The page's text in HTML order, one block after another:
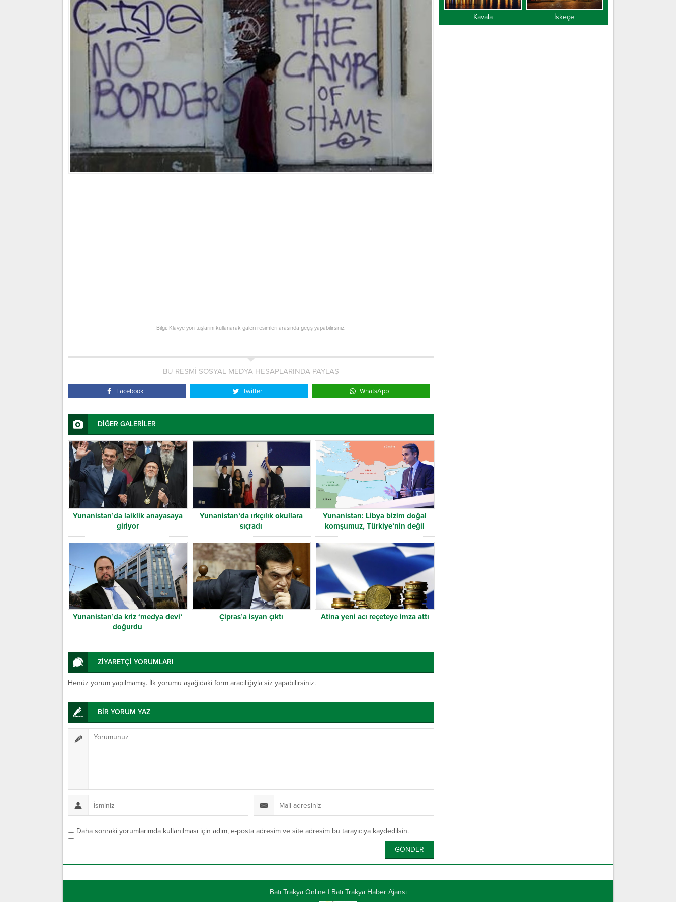
Bilgi: Klavye yön tuşlarını kullanarak galeri resimleri arasında geçiş yapabilirsiniz.
BU RESMİ SOSYAL MEDYA HESAPLARINDA PAYLAŞ
Facebook Twitter WhatsApp
DİĞER GALERİLER
Yunanistan’da laiklik anayasaya
giriyor
Yunanistan’da ırkçılık okullara
sıçradı
Yunanistan: Libya bizim doğal
komşumuz, Türkiye’nin değil
Yunanistan’da kriz ‘medya devi’
doğurdu
Çipras’a isyan çıktı Atina yeni acı reçeteye imza attı
ZİYARETÇİ YORUMLARI
Henüz yorum yapılmamış. İlk yorumu aşağıdaki form aracılığıyla siz yapabilirsiniz.
BİR YORUM YAZ
Daha sonraki yorumlarımda kullanılması için adım, e-posta adresim ve site adresim bu tarayıcıya kaydedilsin.
Kavala İskeçe
Batı Trakya Online | Batı Trakya Haber Ajansı